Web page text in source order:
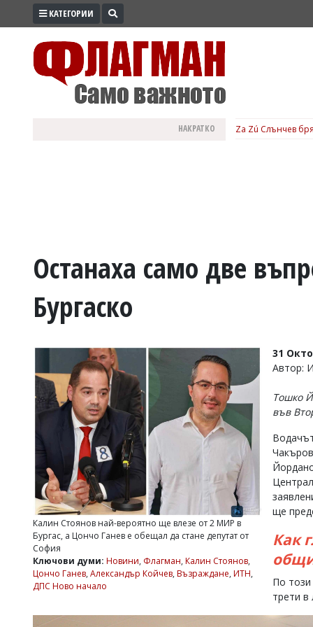
ПРОМО
ВОЙНАТА
УКРАЙНА
БИЗНЕС
Управители:
Веселин
Василев,
v.vasilev@flagman.bg
Касабова,
k.kassabova@flagman.bg
Главен
редактор:
Колев,
office@flagman.bg
КАТЕГОРИИ
НАКРАТКО Билет за
Останаха само две
Бургаско
Калин Стоянов най-вероятно ще влезе от 2 МИР в
Бургас, а Цончо Ганев е обещал да стане депутат от
София
Ключови думи: Новини, Флагман, Калин Стоянов,
Цончо Ганев, Александър Койчев, Възраждане, ИТН,
ДПС Ново начало
31
Автор:
Тошко
във
ще
Как
По
трети